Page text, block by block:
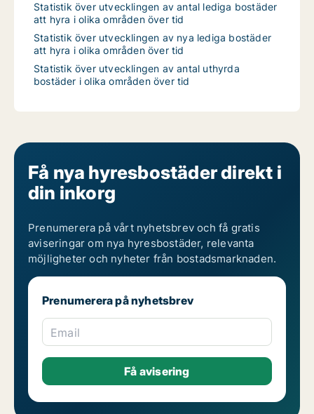
Statistik över utvecklingen av antal lediga bostäder
att hyra i olika områden över tid
Statistik över utvecklingen av nya lediga bostäder
att hyra i olika områden över tid
Statistik över utvecklingen av antal uthyrda
bostäder i olika områden över tid
Få nya hyresbostäder direkt i
din inkorg
Prenumerera på vårt nyhetsbrev och få gratis
aviseringar om nya hyresbostäder, relevanta
möjligheter och nyheter från bostadsmarknaden.
Prenumerera på nyhetsbrev
Email